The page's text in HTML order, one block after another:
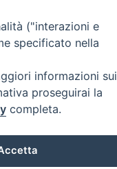
("interazioni e
specificato nella
informazioni sui
proseguirai la
completa.